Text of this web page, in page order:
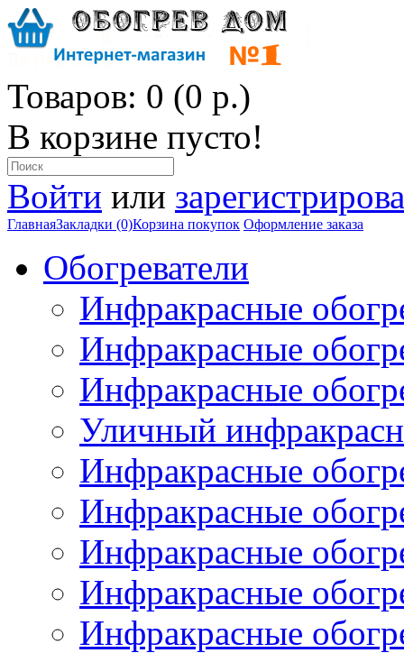
Товаров: 0 (0 р.)
В корзине пусто!
Войти или
ГлавнаяЗакладки (0)Корзина покупок Оформление заказа
Обогреватели
Инфракрасные
Инфракрасные
Инфракрасные
Уличный
Инфракрасные
Инфракрасные
Инфракрасные
Инфракрасные
Инфракрасные